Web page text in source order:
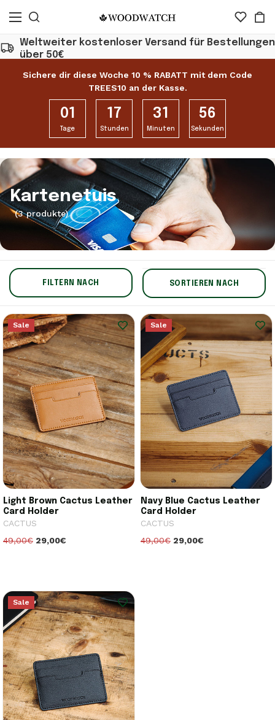
Weltweiter kostenloser Versand für Bestellungen
über 50€
Sichere dir diese Woche 10 % RABATT mit dem Code
TREES10 an der Kasse.
01
Tage
17
Stunden
31
Minuten
56
Sekunden
Kartenetuis
(3 produkte)
FILTERN NACH SORTIEREN NACH
Sale
Light Brown Cactus Leather
Card Holder
CACTUS
49,00€ 29,00€
Sale
Navy Blue Cactus Leather
Card Holder
CACTUS
49,00€ 29,00€
Sale